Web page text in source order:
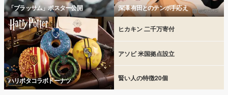
「ブラッサム」ポスター公開 深澤 有田とのテンポ手応え
ハリポタコラボドーナツ
ヒカキン 二千万寄付
アソビ 米国拠点設立
賢い人の特徴20個